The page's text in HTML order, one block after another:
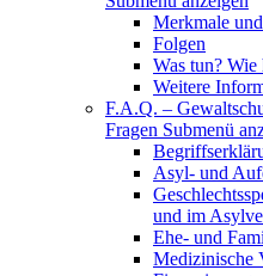
Merkmale
Folgen
Was tun? Wie
Weitere
F.A.Q. –
Fragen Submenü
Asyl- und
und im
Ehe- und
Medizinische